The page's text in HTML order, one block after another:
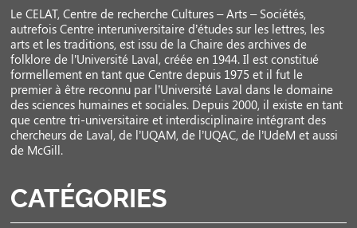
Le CELAT, Centre de recherche Cultures – Arts – Sociétés,
autrefois Centre interuniversitaire d’études sur les lettres, les
arts et les traditions, est issu de la Chaire des archives de
folklore de l’Université Laval, créée en 1944. Il est constitué
formellement en tant que Centre depuis 1975 et il fut le
premier à être reconnu par l’Université Laval dans le domaine
des sciences humaines et sociales. Depuis 2000, il existe en tant
que centre tri-universitaire et interdisciplinaire intégrant des
chercheurs de Laval, de l’UQAM, de l’UQAC, de l’UdeM et aussi
de McGill.
CATÉGORIES